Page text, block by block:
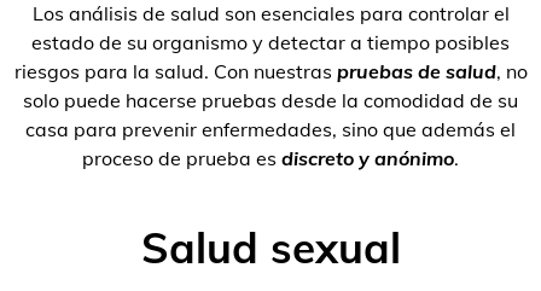
Los análisis de salud son esenciales para controlar el
estado de su organismo y detectar a tiempo posibles
riesgos para la salud. Con nuestras pruebas de salud, no
solo puede hacerse pruebas desde la comodidad de su
casa para prevenir enfermedades, sino que además el
proceso de prueba es discreto y anónimo.
Salud sexual